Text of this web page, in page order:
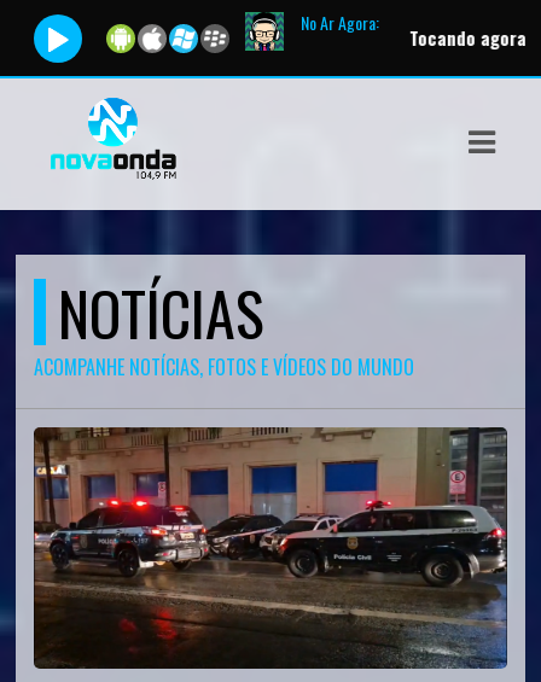
No Ar Agora:
Tocando agora: Ao Vivo - Live
NOTÍCIAS
ACOMPANHE NOTÍCIAS, FOTOS E VÍDEOS DO MUNDO